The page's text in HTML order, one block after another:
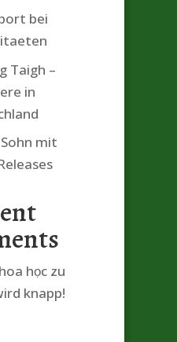
bei
Taigh –
in
mit
học zu
knapp!